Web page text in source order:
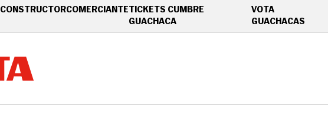
CONSTRUCTORCOMERCIANTETICKETS CUMBRE
GUACHACAOPENS IN NEW WINDOW
VOTA
GUACHACAS